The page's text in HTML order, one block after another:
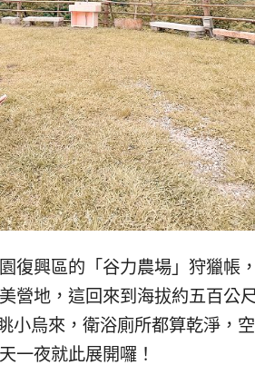
復興區的「谷力農場」狩獵帳
營地，這回來到海拔約五百公
小烏來，衛浴廁所都算乾淨，
一夜就此展開囉！